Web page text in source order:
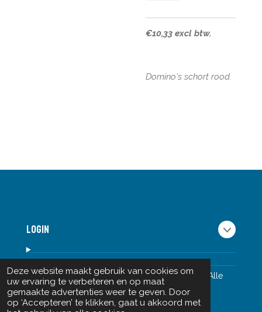
Deze website maakt gebruik van cookies om
uw ervaring te verbeteren en op maat
gemaakte advertenties weer te geven. Door
op ‘Accepteren’ te klikken, gaat u akkoord met
€10,33 excl btw.
Domino's schort rood.
Login
© 2025 Domino's Pizza T.O.P.T. vestigingen B.V. Alle
rechten voorbehouden. Website-onderhoud
doorSlicewise B.V.